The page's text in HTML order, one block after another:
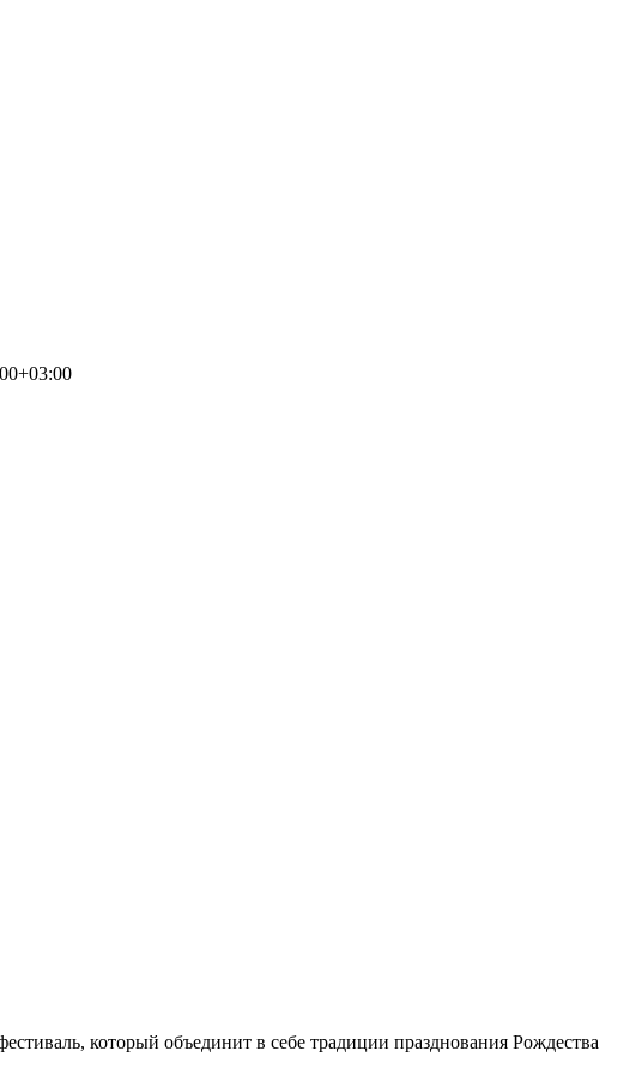
который объединит в себе традиции празднования Рождества